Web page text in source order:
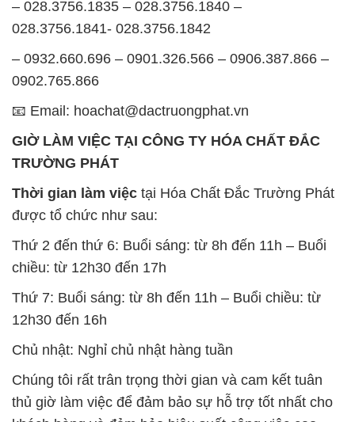
– 028.3756.1835 – 028.3756.1840 –
028.3756.1841- 028.3756.1842
– 0932.660.696 – 0901.326.566 – 0906.387.866 –
0902.765.866
📧 Email: hoachat@dactruongphat.vn
GIỜ LÀM VIỆC TẠI CÔNG TY HÓA CHẤT ĐẮC
TRƯỜNG PHÁT
Thời gian làm việc tại Hóa Chất Đắc Trường Phát
được tổ chức như sau:
Thứ 2 đến thứ 6: Buổi sáng: từ 8h đến 11h – Buổi
chiều: từ 12h30 đến 17h
Thứ 7: Buổi sáng: từ 8h đến 11h – Buổi chiều: từ
12h30 đến 16h
Chủ nhật: Nghỉ chủ nhật hàng tuần
Chúng tôi rất trân trọng thời gian và cam kết tuân
thủ giờ làm việc để đảm bảo sự hỗ trợ tốt nhất cho